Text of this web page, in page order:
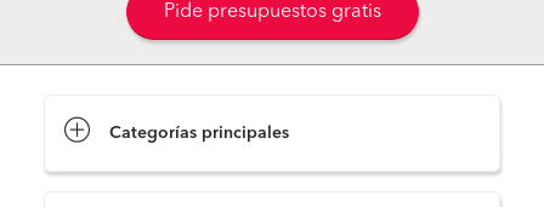
Pide presupuestos gratis
Categorías principales